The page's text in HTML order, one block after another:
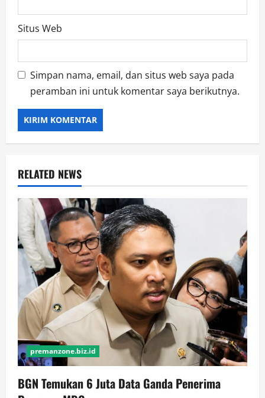
Situs Web
Simpan nama, email, dan situs web saya pada
peramban ini untuk komentar saya berikutnya.
RELATED NEWS
premanzone.biz.id
BGN Temukan 6 Juta Data Ganda Penerima